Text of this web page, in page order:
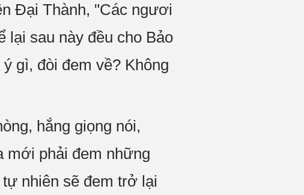
Đại Thành, "Các ngươi
lại sau này đều cho Bảo
gì, đòi đem về? Không
hắng giọng nói,
mới phải đem những
nhiên sẽ đem trở lại